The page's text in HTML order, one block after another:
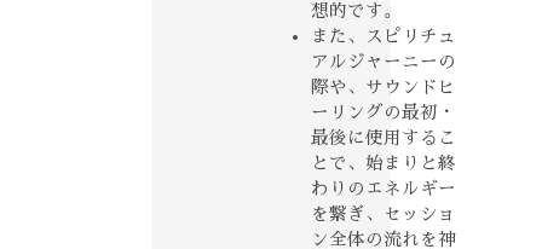
想的です。
また、スピリチュ
アルジャーニーの
際や、サウンドヒ
ーリングの最初・
最後に使用するこ
とで、始まりと終
わりのエネルギー
を繋ぎ、セッショ
ン全体の流れを神